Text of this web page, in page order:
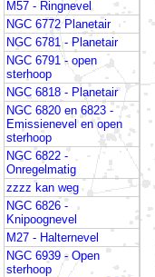
M57 - Ringnevel
NGC 6772 Planetair
NGC 6781 - Planetair
NGC 6791 - open
sterhoop
NGC 6818 - Planetair
NGC 6820 en 6823 -
Emissienevel en open
sterhoop
NGC 6822 -
Onregelmatig
zzzz kan weg
NGC 6826 -
Knipoognevel
M27 - Halternevel
NGC 6939 - Open
sterhoop